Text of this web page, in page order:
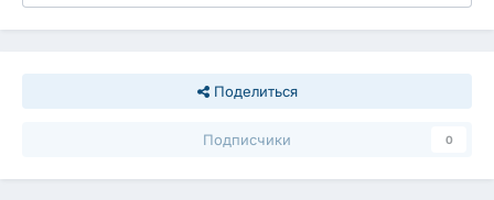
Поделиться
Подписчики 0